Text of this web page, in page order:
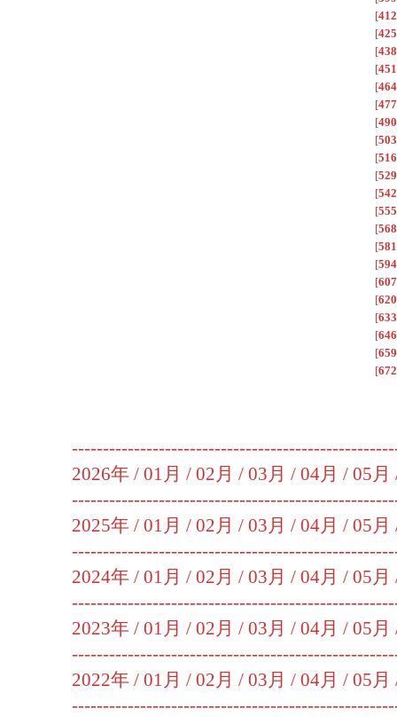
[412
[425
[438
[451
[464
[477
[490
[503
[516
[529
[542
[555
[568
[581
[594
[607
[620
[633
[646
[659
[672
2026年 / 01月 / 02月 / 03月 / 04月 / 05月
2025年 / 01月 / 02月 / 03月 / 04月 / 05月
2024年 / 01月 / 02月 / 03月 / 04月 / 05月
2023年 / 01月 / 02月 / 03月 / 04月 / 05月
2022年 / 01月 / 02月 / 03月 / 04月 / 05月